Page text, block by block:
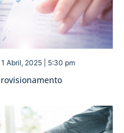
Abril, 2025 | 5:30 pm